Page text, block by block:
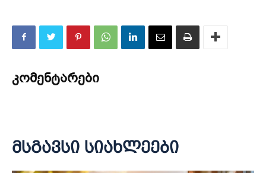
კომენტარები
მსგავსი სიახლეები